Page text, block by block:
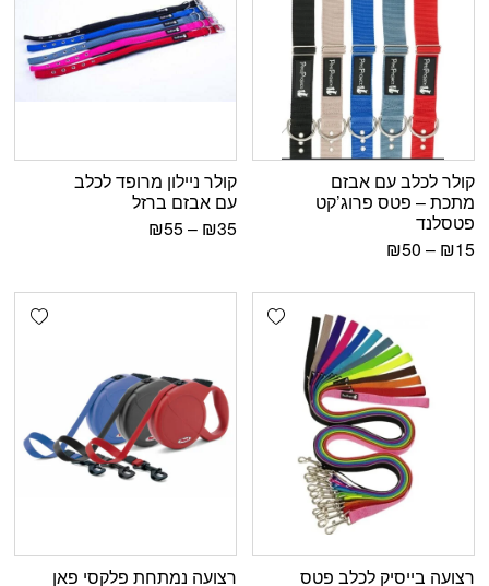
קולר לכלב עם אבזם
מתכת – פטס פרוג’קט
פטסלנד
₪15
–
₪50
קולר ניילון מרופד לכלב
עם אבזם ברזל
₪35
–
₪55
Add wishlist
רצועה בייסיק לכלב פטס
רצועה נמתחת פלקסי פאן